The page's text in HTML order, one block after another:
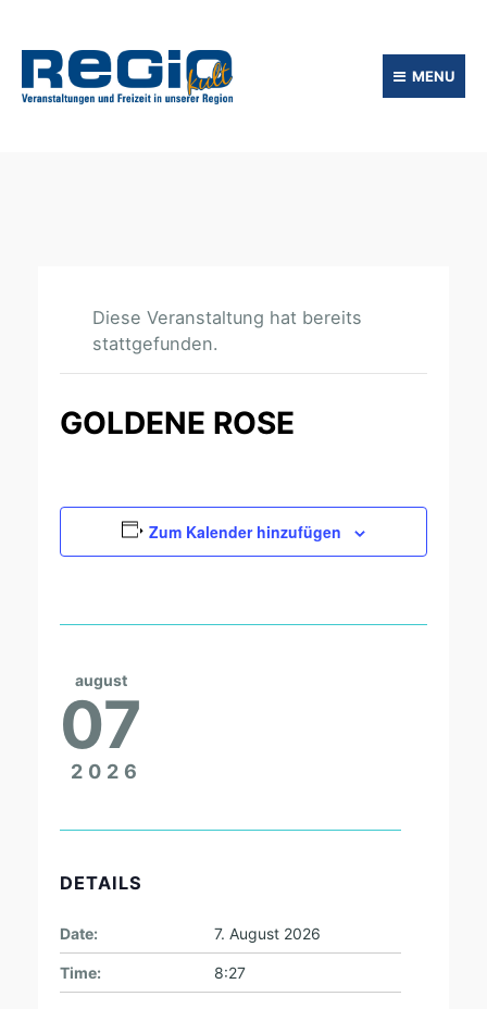
MENU
Diese Veranstaltung hat bereits
stattgefunden.
GOLDENE ROSE
Zum Kalender hinzufügen
august
07
2026
DETAILS
Date: 7. August 2026
Time: 8:27